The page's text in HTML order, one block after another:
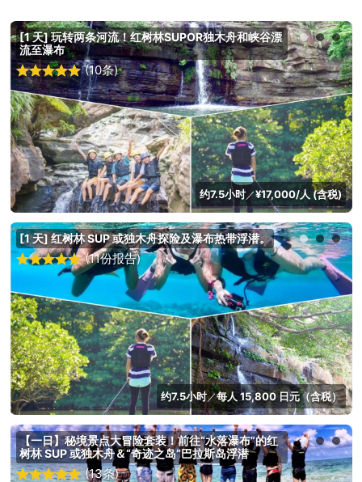
[1 天] 玩转两条河流！红树林SUPOR独木舟和峡谷漂
流至瀑布
(10条)
约7.5小时／¥17,000/人 (含税)
[1 天] 红树林 SUP 或独木舟探险及瀑布热带浮潜。
(11份报告)
约7.5小时／每人 15,800 日元（含税）
【一日】秘境景点大冒险套装！前往“水落瀑布”的红
树林 SUP 或独木舟＆“奇迹之岛”巴拉斯岛浮潜
(13条)